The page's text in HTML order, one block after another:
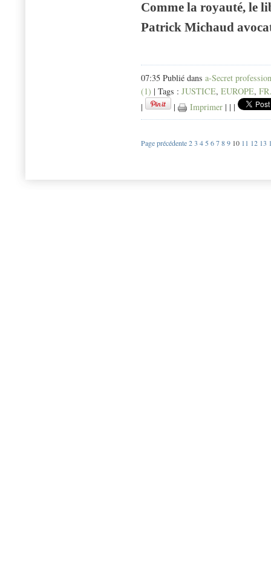
Comme la royauté, le
Patrick Michaud
07:35 Publié dans a-Secret
(1) | Tags : JUSTICE, EUROPE,
|
| Imprimer | | |
Page précédente23 4 5 6789 10 11 12 13